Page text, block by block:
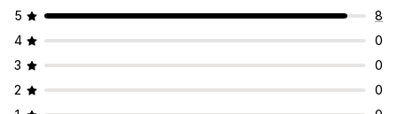
5
8
4
0
3
0
2
0